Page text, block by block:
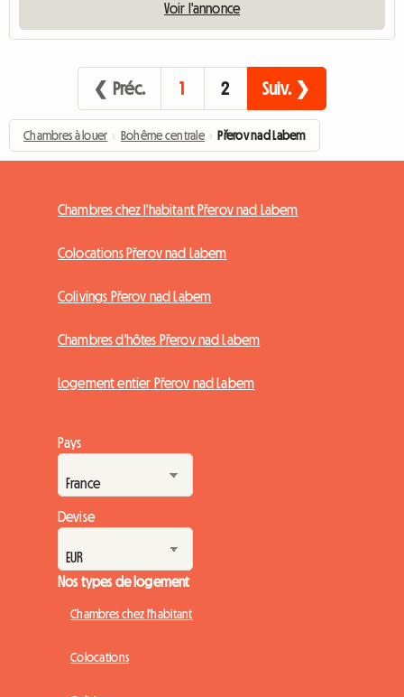
Voir l'annonce
❮ Préc. 1 2 Suiv. ❯
Chambres à louer › Bohême centrale › Přerov nad Labem
Chambres chez l'habitant Přerov nad Labem
Colocations Přerov nad Labem
Colivings Přerov nad Labem
Chambres d'hôtes Přerov nad Labem
Logement entier Přerov nad Labem
Pays
Devise
Nos types de logement
Chambres chez l'habitant
Colocations